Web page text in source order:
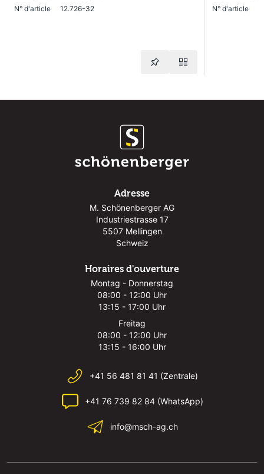
N° d'article 12.726-32 N° d'article
Adresse
M. Schönenberger AG
Industriestrasse 17
5507 Mellingen
Schweiz
Horaires d'ouverture
Montag - Donnerstag
08:00 - 12:00 Uhr
13:15 - 17:00 Uhr
Freitag
08:00 - 12:00 Uhr
13:15 - 16:00 Uhr
+41 56 481 81 41 (Zentrale)
+41 76 739 82 84 (WhatsApp)
info@msch-ag.ch